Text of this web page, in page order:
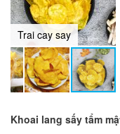
Trai cay say
Khoai lang sấy tẩm